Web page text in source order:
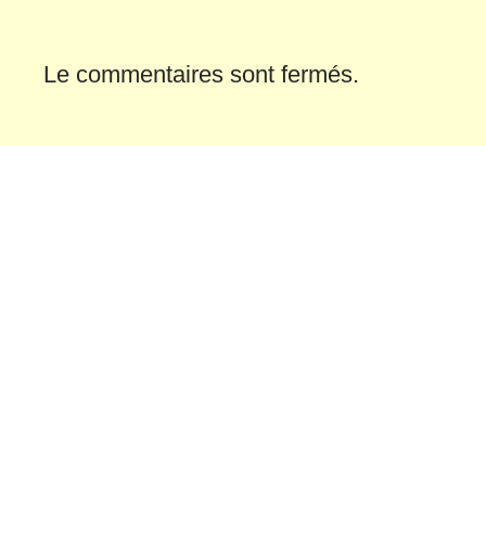
Le commentaires sont fermés.